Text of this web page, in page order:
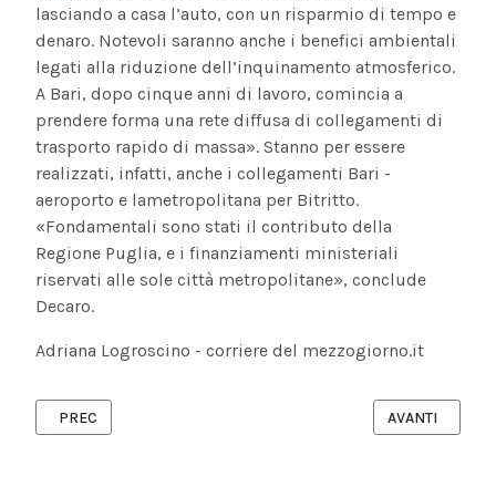
lasciando a casa l’auto, con un risparmio di tempo e
denaro. Notevoli saranno anche i benefici ambientali
legati alla riduzione dell’inquinamento atmosferico.
A Bari, dopo cinque anni di lavoro, comincia a
prendere forma una rete diffusa di collegamenti di
trasporto rapido di massa». Stanno per essere
realizzati, infatti, anche i collegamenti Bari -
aeroporto e lametropolitana per Bitritto.
«Fondamentali sono stati il contributo della
Regione Puglia, e i finanziamenti ministeriali
riservati alle sole città metropolitane», conclude
Decaro.
Adriana Logroscino - corriere del mezzogiorno.it
ARTICOLO PRECEDENTE: REGIONE PUGLIA E FONDAZIONE
PREC ARTICOLO
AVANTI